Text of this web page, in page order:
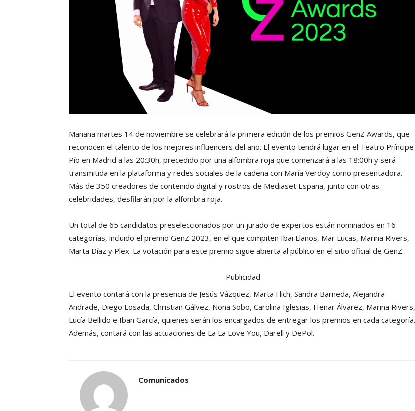
Mañana martes 14 de noviembre se celebrará la primera edición de los premios GenZ Awards, que
reconocen el talento de los mejores influencers del año. El evento tendrá lugar en el Teatro Príncipe
Pío en Madrid a las 20:30h, precedido por una alfombra roja que comenzará a las 18:00h y será
transmitida en la plataforma y redes sociales de la cadena con María Verdoy como presentadora.
Más de 350 creadores de contenido digital y rostros de Mediaset España, junto con otras
celebridades, desfilarán por la alfombra roja.
Un total de 65 candidatos preseleccionados por un jurado de expertos están nominados en 16
categorías, incluido el premio GenZ 2023, en el que compiten Ibai Llanos, Mar Lucas, Marina Rivers,
Marta Díaz y Plex. La votación para este premio sigue abierta al público en el sitio oficial de GenZ.
Publicidad
El evento contará con la presencia de Jesús Vázquez, Marta Flich, Sandra Barneda, Alejandra
Andrade, Diego Losada, Christian Gálvez, Nona Sobo, Carolina Iglesias, Henar Álvarez, Marina Rivers,
Lucía Bellido e Iban García, quienes serán los encargados de entregar los premios en cada categoría.
Además, contará con las actuaciones de La La Love You, Darell y DePol.
Comunicados